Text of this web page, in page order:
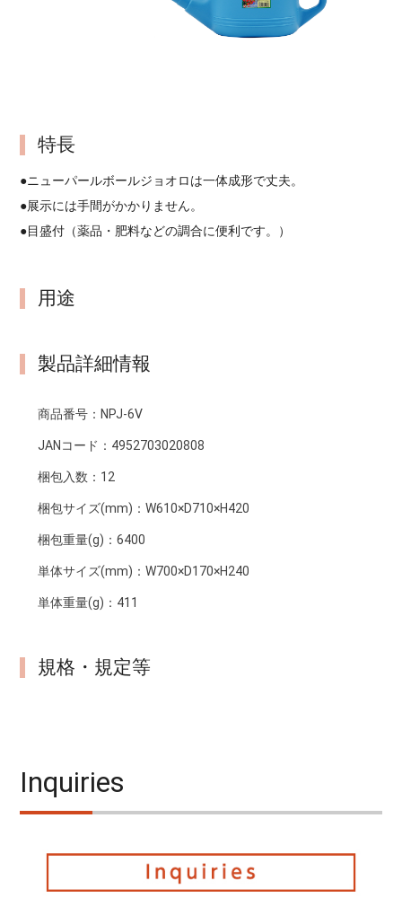
特長
●ニューパールボールジョオロは一体成形で丈夫。
●展示には手間がかかりません。
●目盛付（薬品・肥料などの調合に便利です。）
用途
製品詳細情報
商品番号：NPJ-6V
JANコード： 4952703020808
梱包入数： 12
梱包サイズ(mm)：W610×D710×H420
梱包重量(g)：6400
単体サイズ(mm)：W700×D170×H240
単体重量(g)： 411
規格・規定等
Inquiries